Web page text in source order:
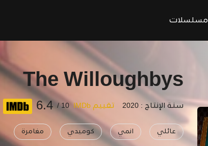
مسلسلات
The Willoughbys
سنة الإنتاج : 2020 تقييم IMDb 10 /
6.4
عائلي انمي كوميدي مغامرة